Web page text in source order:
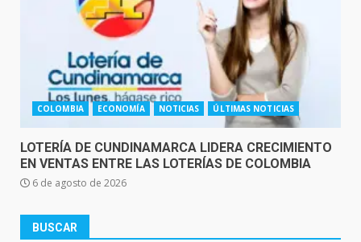
COLOMBIA ECONOMÍA NOTICIAS ÚLTIMAS NOTICIAS
LOTERÍA DE CUNDINAMARCA LIDERA CRECIMIENTO
EN VENTAS ENTRE LAS LOTERÍAS DE COLOMBIA
6 de agosto de 2026
BUSCAR